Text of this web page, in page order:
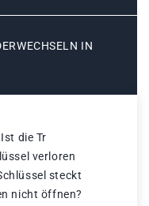
IN D
die Tr
verloren
steckt
nicht öffnen?